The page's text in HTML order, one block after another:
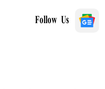
Follow Us